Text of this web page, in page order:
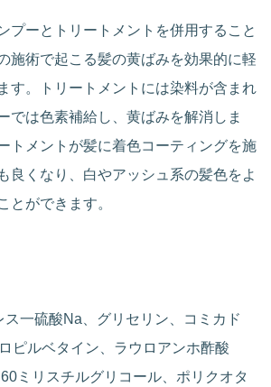
プーとトリートメントを併用すること
施術で起こる髪の黄ばみを効果的に軽
す。トリートメントには染料が含まれ
では色素補給し、黄ばみを解消しま
トメントが髪に着色コーティングを施
良くなり、白やアッシュ系の髪色をよ
とができます。
ス一硫酸Na、グリセリン、コミカド
ピルベタイン、ラウロアンホ酢酸
ミリスチルグリコール、ポリクオタ